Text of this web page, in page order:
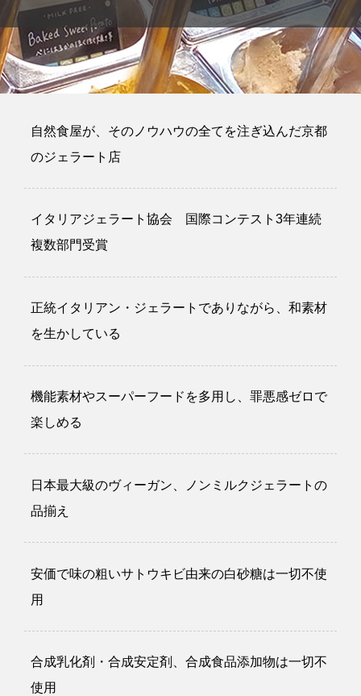
自然食屋が、そのノウハウの全てを注ぎ込んだ京都
のジェラート店
イタリアジェラート協会 国際コンテスト3年連続
複数部門受賞
正統イタリアン・ジェラートでありながら、和素材
を生かしている
機能素材やスーパーフードを多用し、罪悪感ゼロで
楽しめる
日本最大級のヴィーガン、ノンミルクジェラートの
品揃え
安価で味の粗いサトウキビ由来の白砂糖は一切不使
用
合成乳化剤・合成安定剤、合成食品添加物は一切不
使用